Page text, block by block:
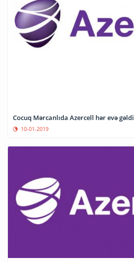
Cocuq Mərcanlıda Azercell hər evə gəldi
10-01-2019